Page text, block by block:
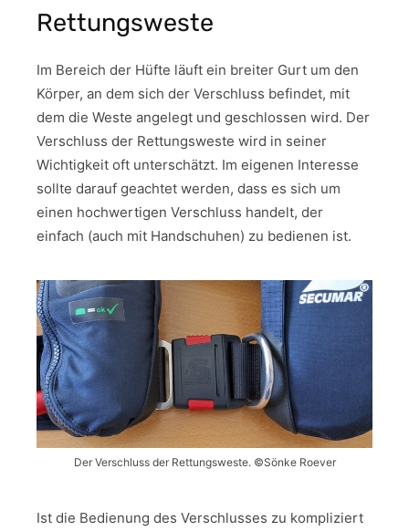
Rettungsweste
Im Bereich der Hüfte läuft ein breiter Gurt um den
Körper, an dem sich der Verschluss befindet, mit
dem die Weste angelegt und geschlossen wird. Der
Verschluss der Rettungsweste wird in seiner
Wichtigkeit oft unterschätzt. Im eigenen Interesse
sollte darauf geachtet werden, dass es sich um
einen hochwertigen Verschluss handelt, der
einfach (auch mit Handschuhen) zu bedienen ist.
Der Verschluss der Rettungsweste. ©Sönke Roever
Ist die Bedienung des Verschlusses zu kompliziert